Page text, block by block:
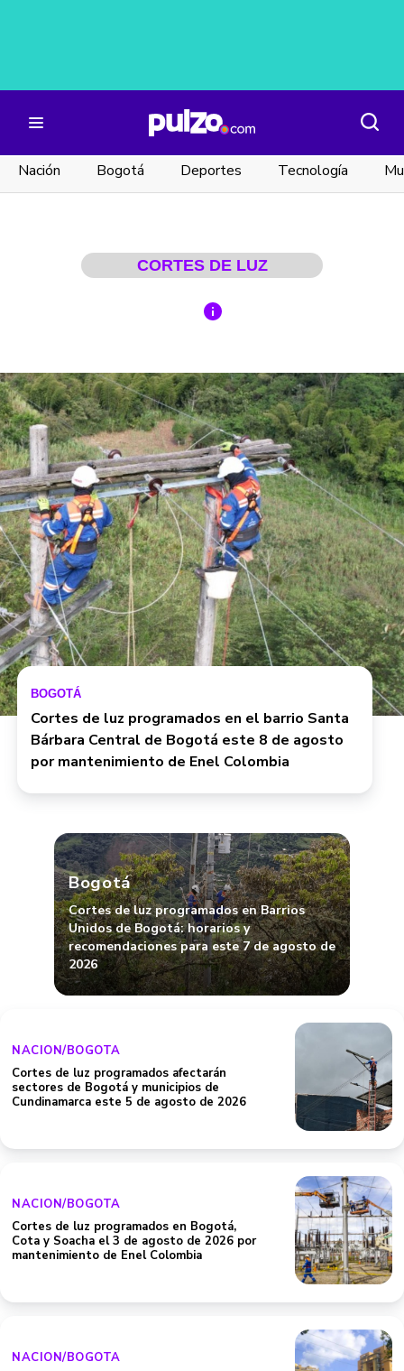
Nación Bogotá Deportes Tecnología
CORTES DE LUZ
BOGOTÁ
Cortes de luz programados en el barrio Santa
Bárbara Central de Bogotá este 8 de agosto
por mantenimiento de Enel Colombia
Bogotá
Cortes de luz programados en Barrios
Unidos de Bogotá: horarios y
recomendaciones para este 7 de agosto de
2026
NACION/BOGOTA
Cortes de luz programados afectarán
sectores de Bogotá y municipios de
Cundinamarca este 5 de agosto de 2026
NACION/BOGOTA
Cortes de luz programados en Bogotá,
Cota y Soacha el 3 de agosto de 2026 por
mantenimiento de Enel Colombia
NACION/BOGOTA